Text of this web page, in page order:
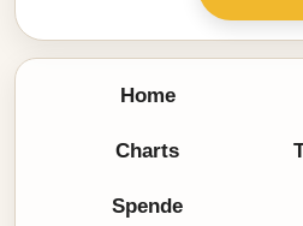
Home
Charts
Spende